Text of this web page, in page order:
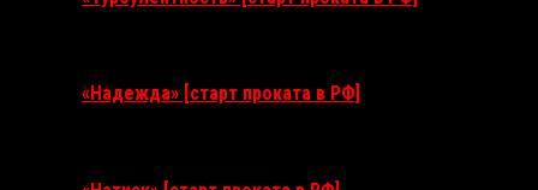
«Надежда» [старт проката в РФ]